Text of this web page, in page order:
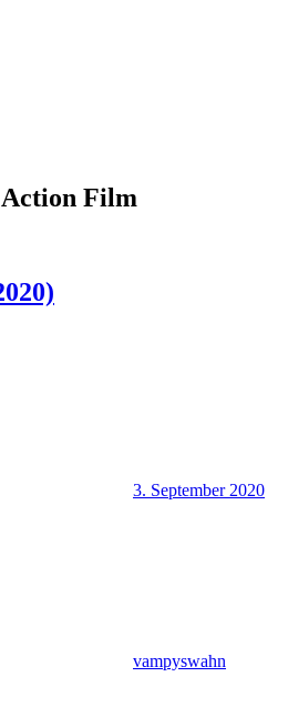
Film
3. September 2020
vampyswahn